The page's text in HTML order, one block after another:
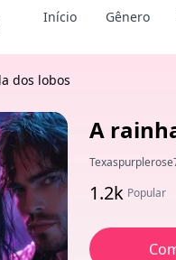
Início Gênero
dos lobos
A
1.2k Popular